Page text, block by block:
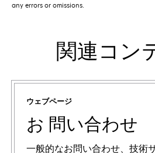
any errors or omissions.
関連コン
ウェブページ
お 問い合わせ
一般的なお問い合わせ、技術